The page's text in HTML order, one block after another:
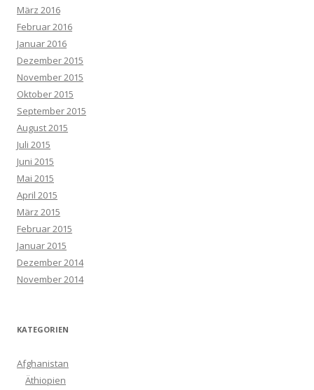
März 2016
Februar 2016
Januar 2016
Dezember 2015
November 2015
Oktober 2015
September 2015
August 2015
Juli 2015
Juni 2015
Mai 2015
April 2015
März 2015
Februar 2015
Januar 2015
Dezember 2014
November 2014
KATEGORIEN
Afghanistan
Äthiopien